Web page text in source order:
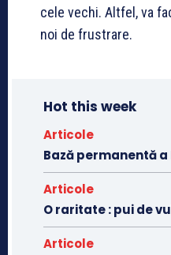
cele vechi. Altfel, va
noi de frustrare.
Hot this week
Articole
Bază permanentă a
Articole
O raritate : pui de
Articole